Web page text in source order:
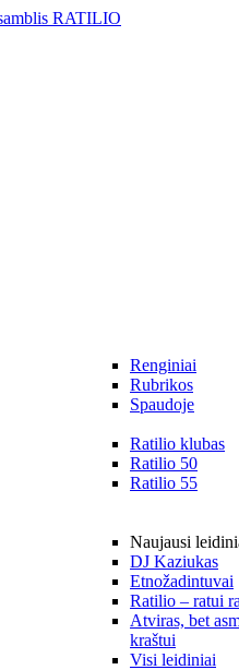
Renginiai
Rubrikos
Spaudoje
Ratilio klubas
Ratilio 50
Ratilio 55
Naujausi
DJ Kaziukas
Etnožadintuvai
Ratilio – ratui
Atviras, bet
kraštui
Visi leidiniai